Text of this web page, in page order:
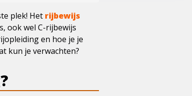
plek! Het rijbewijs
ook wel C-rijbewijs
en hoe je je
kun je verwachten?